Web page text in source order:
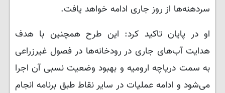
سردهنه‌ها از روز جاری ادامه خواهد یافت.
او در پایان تاکید کرد: این طرح همچنین با هدف
هدایت آب‌های جاری در رودخانه‌ها در فصول غیرزراعی
به سمت دریاچه ارومیه و بهبود وضعیت نسبی آن اجرا
می‌شود و ادامه عملیات در سایر نقاط طبق برنامه انجام